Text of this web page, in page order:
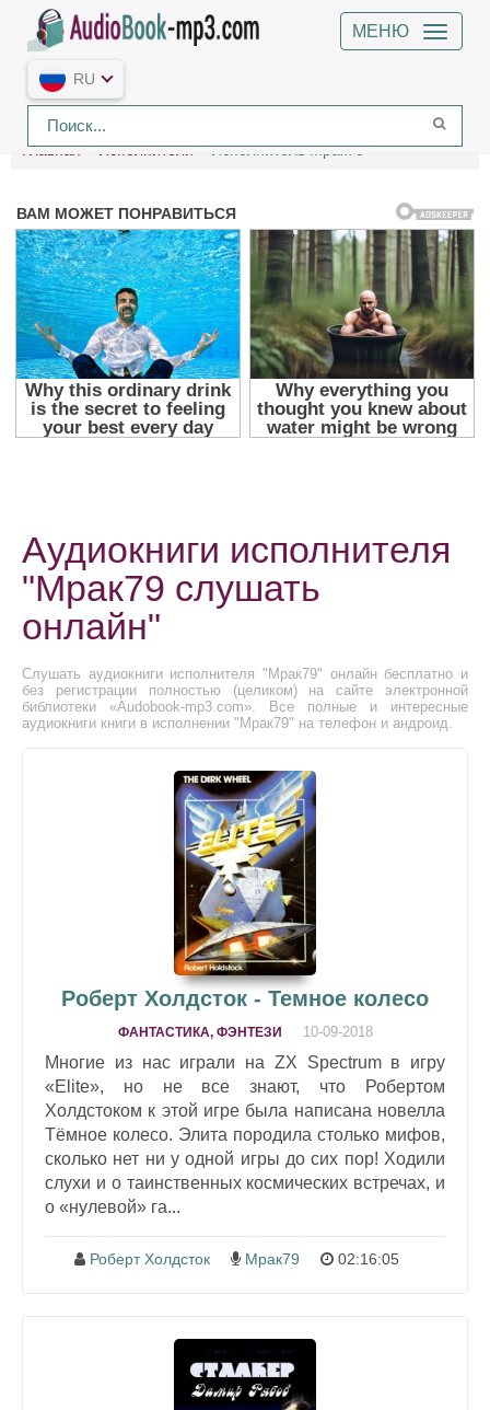
МЕНЮ
RU
Главная Исполнители Исполнитель Мрак79
Аудиокниги исполнителя
"Мрак79 слушать
онлайн"
Слушать аудиокниги исполнителя "Мрак79" онлайн бесплатно и
без регистрации полностью (целиком) на сайте электронной
библиотеки «Audobook-mp3.com». Все полные и интересные
аудиокниги книги в исполнении "Мрак79" на телефон и андроид.
Роберт Холдсток - Темное колесо
ФАНТАСТИКА, ФЭНТЕЗИ 10-09-2018
Многие из нас играли на ZX Spectrum в игру
«Elite», но не все знают, что Робертом
Холдстоком к этой игре была написана новелла
Тёмное колесо. Элита породила столько мифов,
сколько нет ни у одной игры до сих пор! Ходили
слухи и о таинственных космических встречах, и
о «нулевой» га...
Роберт Холдсток Мрак79 02:16:05